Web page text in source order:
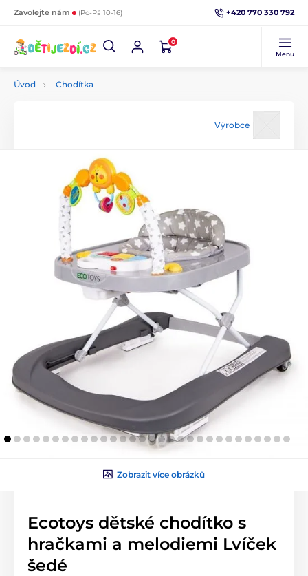
Zavolejte nám (Po-Pá 10-16) +420 770 330 792
0
Menu
Úvod Chodítka
Výrobce
Zobrazit více obrázků
Ecotoys dětské chodítko s
hračkami a melodiemi Lvíček
šedé